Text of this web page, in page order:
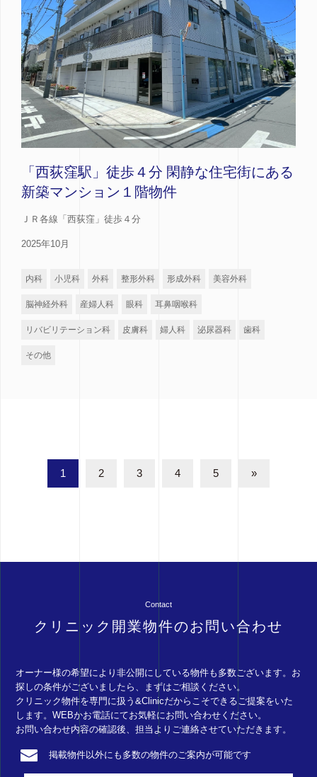
掲載物件以外にも多数の物件のご案内が可能です
「西荻窪駅」徒歩４分 閑静な住宅街にある
新築マンション１階物件
ＪＲ各線「西荻窪」徒歩４分
2025年10月
内科 小児科 外科 整形外科 形成外科 美容外科
脳神経外科 産婦人科 眼科 耳鼻咽喉科
リバビリテーション科 皮膚科 婦人科 泌尿器科 歯科
その他
1 2 3 4 5 »
Contact
クリニック開業物件のお問い合わせ
オーナー様の希望により非公開にしている物件も多数ございます。お
探しの条件がございましたら、まずはご相談ください。
クリニック物件を専門に扱う&Clinicだからこそできるご提案をいた
します。WEBかお電話にてお気軽にお問い合わせください。
お問い合わせ内容の確認後、担当よりご連絡させていただきます。